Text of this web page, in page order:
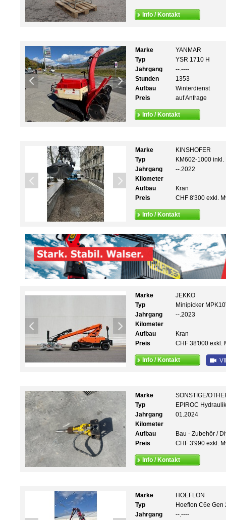
Info / Kontakt
Marke
YANMAR
Typ
YSR 1710 H
Jahrgang
--.----
Stunden
1353
Aufbau
Winterdienst
Preis
auf Anfrage
Info / Kontakt
Marke
KINSHOFER
Typ
KM602-1000
Jahrgang
--.2022
Kilometer
Aufbau
Kran
Preis
CHF 8'300 exkl.
Info / Kontakt
Marke
JEKKO
Typ
Minipicker
Jahrgang
--.2023
Kilometer
Aufbau
Kran
Preis
CHF 38'000 exkl.
Info / Kontakt
Marke
SONSTIGE/
Typ
EPIROC
Jahrgang
01.2024
Kilometer
Aufbau
Bau - Zubehör /
Preis
CHF 3'990 exkl.
Info / Kontakt
Marke
HOEFLON
Typ
Hoeflon C6e Gen
Jahrgang
--.----